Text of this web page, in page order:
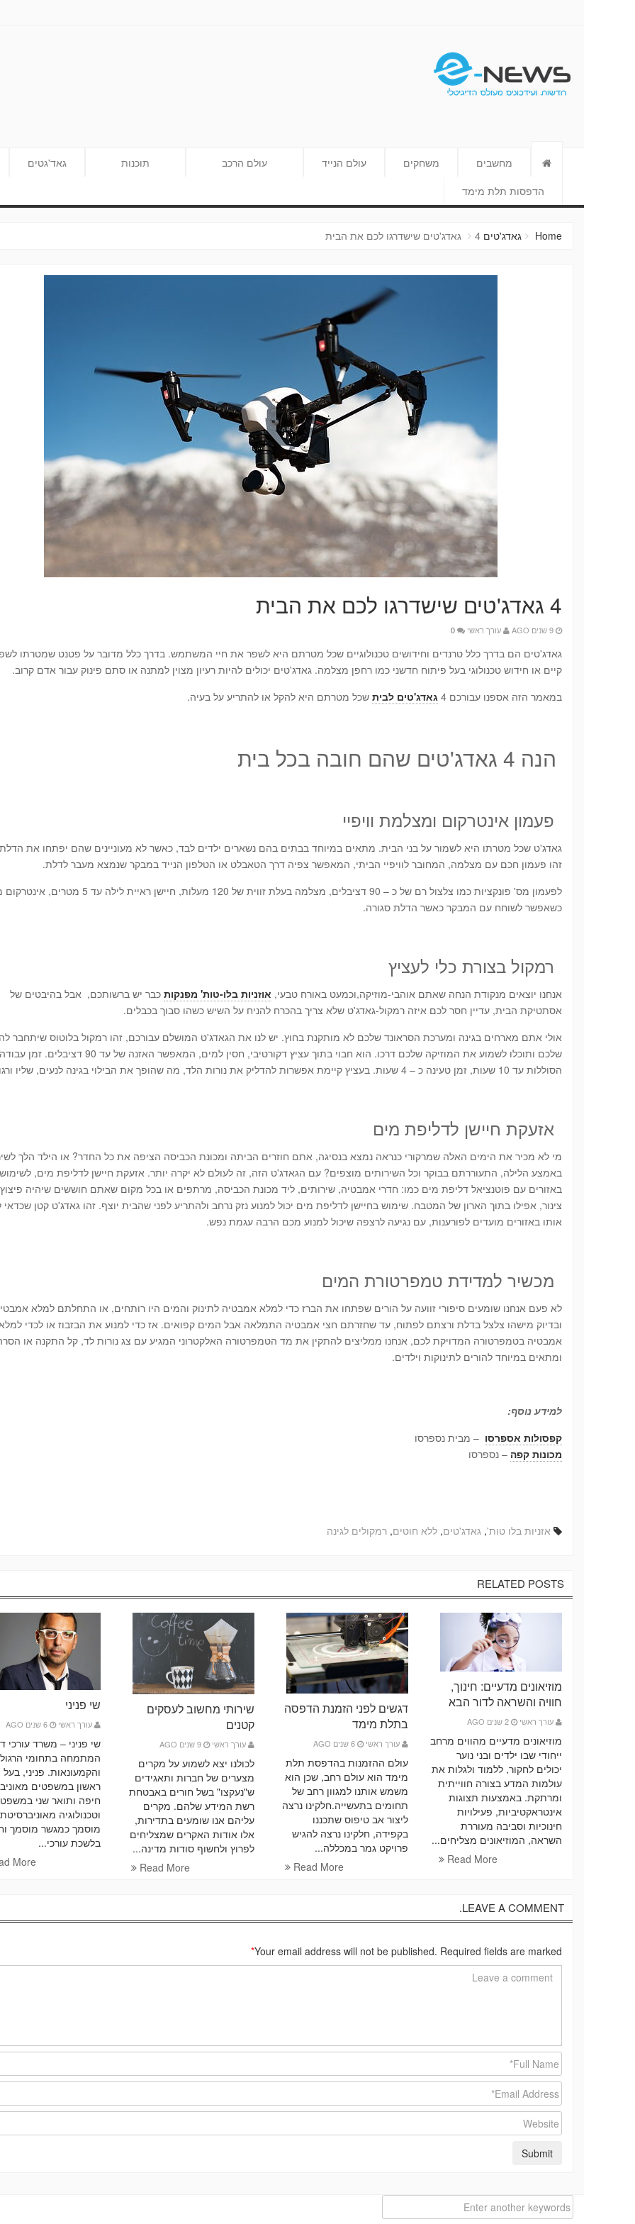
מחשבים משחקים עולם הנייד עולם הרכב תוכנות
גאד'גטים
הדפסות תלת מימד
Home גאדג'טים 4 גאדג'טים שישדרגו לכם את הבית
4 גאדג'טים שישדרגו לכם את הבית
עורך ראשי 0
גאדג'טים הם בדרך כלל טרנדים וחידושים טכנולוגיים שכל מטרתם היא לשפר את חיי המשתמש. בדרך כלל מדובר על פטנט שמטרתו
קיים או חידוש טכנולוגי בעל פיתוח חדשני כמו רחפן מצלמה. גאדג'טים יכולים להיות רעיון מצוין למתנה או סתם פינוק עבור אדם קרוב.
במאמר הזה אספנו עבורכם 4
גאדג'טים לבית שכל מטרתם היא להקל או להתריע על בעיה.
הנה 4 גאדג'טים שהם חובה בכל בית
פעמון אינטרקום ומצלמת וויפיי
גאדג'ט שכל מטרתו היא לשמור על בני הבית. מתאים במיוחד בבתים בהם נשארים ילדים לבד, כאשר לא מעוניינים שהם יפתחו את
זהו פעמון חכם עם מצלמה, המחובר לוויפיי הביתי, המאפשר צפיה דרך הטאבלט או הטלפון הנייד במבקר שנמצא מעבר לדלת.
לפעמון מס' פונקציות כמו צלצול רם של כ – 90 דציבלים, מצלמה בעלת זווית של 120 מעלות, חיישן
כשאפשר לשוחח עם המבקר כאשר הדלת סגורה.
רמקול בצורת כלי לעציץ
אנחנו יוצאים מנקודת הנחה שאתם אוהבי-מוזיקה,וכמעט באורח טבעי, אוזניות בלו-טות' מפנקות כבר יש ברשותכם, אבל בהיבטים של
אסתטיקת הבית, עדיין חסר לכם איזה רמקול-גאדג'ט שלא צריך בהכרח להניח על השיש כשהו סבוך בכבלים.
אולי אתם מארחים בגינה ומערכת הסראונד שלכם לא מותקנת בחוץ. יש לנו את הגאדג'ט המושלם עבורכם, זהו רמקול בלוטוס שיתחבר
שלכם ותוכלו לשמוע את המוזיקה שלכם דרכו. הוא חבוי בתוך עציץ דקורטיבי, חסין למים, המאפשר האזנה של עד
הסוללות עד 10 שעות, זמן טעינה כ – 4 שעות. בעציץ קיימת אפשרות להדליק את נורות הלד, מה שהופך את הבילוי בגינה לנעים, שליו ורגוע.
אזעקת חיישן לדליפת מים
מי לא מכיר את הימים האלה שמרקורי כנראה נמצא בנסיגה, אתם חוזרים הביתה ומכונת הכביסה הציפה את כל החדר? או הילד הלך
באמצע הלילה, התעוררתם בבוקר וכל השירותים מוצפים? עם הגאדג'ט הזה, זה לעולם לא יקרה יותר. אזעקת חיישן לדליפת מים, לשימוש
באזורים עם פוטנציאל דליפת מים כמו: חדרי אמבטיה, שירותים, ליד מכונת הכביסה, מרתפים או בכל מקום שאתם חוששים שיהיה
צינור, אפילו בתוך הארון של המטבח. שימוש בחיישן לדליפת מים יכול למנוע נזק נרחב ולהתריע לפני שהבית יוצף. זהו גאדג'ט קטן
אותו באזורים מועדים לפורענות, עם נגיעה לרצפה שיכול למנוע מכם הרבה עגמת נפש.
מכשיר למדידת טמפרטורת המים
לא פעם אנחנו שומעים סיפורי זוועה על הורים שפתחו את הברז כדי למלא אמבטיה לתינוק והמים היו רותחים, או התחלתם למלא
ובדיוק מישהו צלצל בדלת ורצתם לפתוח, עד שחזרתם חצי אמבטיה התמלאה אבל המים קפואים. אז כדי למנוע את הבזבוז או לכדי
אמבטיה בטמפרטורה המדויקת לכם, אנחנו ממליצים להתקין את מד הטמפרטורה האלקטרוני המגיע עם צג נורות לד, קל התקנה או
ומתאים במיוחד להורים לתינוקות וילדים.
למידע נוסף:
קפסולות אספרסו – מבית נספרסו
מכונות קפה – נספרסו
אזניות בלו טות', גאדג'טים, ללא חוטים, רמקולים לגינה
RELATED POSTS
מוזיאונים מדעיים: חינוך,
חוויה והשראה לדור הבא
עורך ראשי
מוזיאונים מדעיים מהווים מרחב
ייחודי שבו ילדים ובני נוער
יכולים לחקור, ללמוד ולגלות את
עולמות המדע בצורה חווייתית
ומרתקת. באמצעות תצוגות
אינטראקטיביות, פעילויות
חינוכיות וסביבה מעוררת
השראה, המוזיאונים מצליחים...
Read More
דגשים לפני הזמנת הדפסה
בתלת מימד
עורך ראשי
עולם ההזמנות בהדפסת תלת
מימד הוא עולם רחב, שכן הוא
משמש אותנו למגוון רחב של
תחומים בתעשייה.חלקינו נרצה
ליצור אב טיפוס שתכננו
בקפידה, חלקינו נרצה להגיש
פרויקט גמר במכללה...
Read More
שירותי מחשוב לעסקים
קטנים
עורך ראשי
לכולנו יצא לשמוע על מקרים
מצערים של חברות ותאגידים
ש"נעקצו" בשל חורים באבטחת
רשת המידע שלהם. מקרים
עליהם אנו שומעים בתדירות,
אלו אודות האקרים שמצליחים
לפרוץ ולחשוף סודות מדינה...
Read More
שי פניני
עורך ראשי
שי פניני – משרד עורכי
המתמחה בתחומי
והקמעונאות. פניני,
ראשון במשפטים
חיפה ותואר שני במשפט
וטכנולוגיה
מוסמך כמגשר מוסמך
בלשכת עורכי...
More
LEAVE A COMMENT.
Your email address will not be published. Required fields are marked
*